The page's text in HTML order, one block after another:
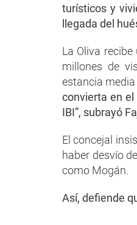
turísticos y
llegada del
La Oliva
millones de
estancia
convierta en
IBI”, subrayó
El concejal
haber desvío
como Mogán.
Así, defiende